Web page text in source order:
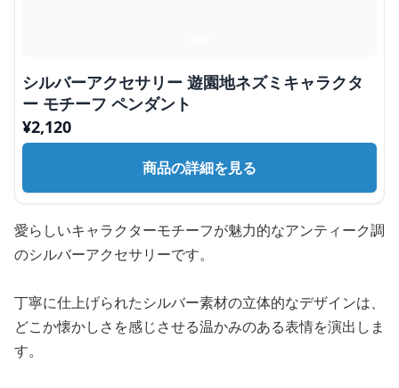
シルバーアクセサリー 遊園地ネズミキャラクタ
ー モチーフ ペンダント
¥2,120
商品の詳細を見る
愛らしいキャラクターモチーフが魅力的なアンティーク調
のシルバーアクセサリーです。
丁寧に仕上げられたシルバー素材の立体的なデザインは、
どこか懐かしさを感じさせる温かみのある表情を演出しま
す。